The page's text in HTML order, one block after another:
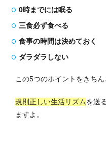
0時までには眠る
三食必ず食べる
食事の時間は決めておく
ダラダラしない
この5つのポイントをきち
規則正しい生活リズムを送
ますよ。